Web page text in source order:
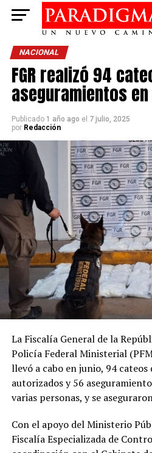
NACIONAL
FGR realizó 94
aseguramientos
Publicado 1 año ago el 7 julio, 2025
por Redacción
La Fiscalía General de la
Policía Federal Ministerial
llevó a cabo en junio, 94 cateos
autorizados y 56
varias personas, y se
Con el apoyo del Ministerio
Fiscalía Especializada de